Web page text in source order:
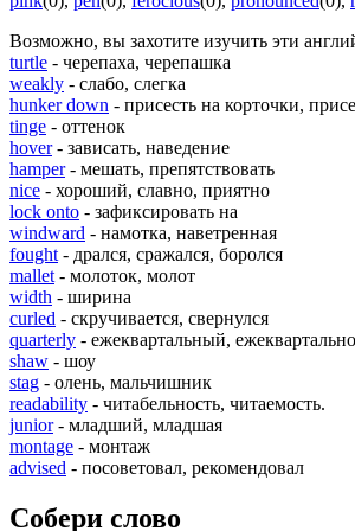
Возможно, вы захотите изучить эти
turtle - черепаха, черепашка
weakly - слабо, слегка
hunker down - присесть на корточки,
tinge - оттенок
hover- зависать, наведение
hamper- мешать, препятствовать
nice - хороший, славно, приятно
lock onto - зафиксировать на
windward - намотка, наветренная
fought - дрался, сражался, боролся
mallet - молоток, молот
width - ширина
curled - скручивается, свернулся
quarterly - ежеквартальный,
shaw - шоу
stag - олень, мальчишник
readability - читабельность, читаемость.
junior- младший, младшая
montage - монтаж
advised - посоветовал, рекомендовал
Собери слово